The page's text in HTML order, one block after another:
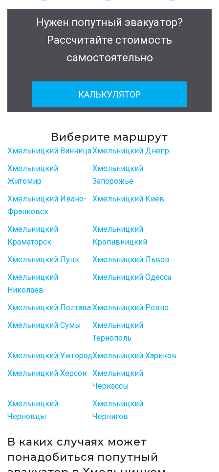
Нужен попутный эвакуатор?
Рассчитайте стоимость
самостоятельно
КАЛЬКУЛЯТОР
Виберите маршрут
Хмельницкий ВинницаХмельницкий Днепр
Хмельницкий
Житомир
Хмельницкий
Запорожье
Хмельницкий Ивано-
Франковск
Хмельницкий Киев
Хмельницкий
Краматорск
Хмельницкий
Кропивницкий
Хмельницкий Луцк
Хмельницкий Львов
Хмельницкий
Николаев
Хмельницкий Одесса
Хмельницкий ПолтаваХмельницкий Ровно
Хмельницкий Сумы
Хмельницкий
Тернополь
Хмельницкий УжгородХмельницкий Харьков
Хмельницкий Херсон
Хмельницкий
Черкассы
Хмельницкий
Черновцы
Хмельницкий
Чернигов
В каких случаях может
понадобиться попутный